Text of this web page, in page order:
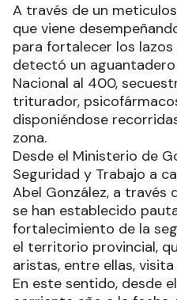
A través de un
que viene
para fortalecer los
detectó un
Nacional al 400,
triturador,
disponiéndose
zona.
Desde el Ministerio de
Seguridad y Trabajo a
Abel González, a través
se han establecido
fortalecimiento de la
el territorio provincial,
aristas, entre ellas,
En este sentido, desde